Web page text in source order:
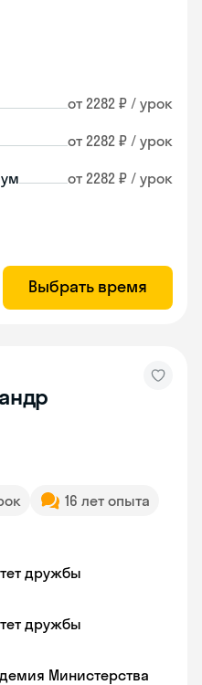
от 2282 ₽ / урок
от 2282 ₽ / урок
от 2282 ₽ / урок
Выбрать время
16 лет опыта
дружбы
дружбы
Министерства